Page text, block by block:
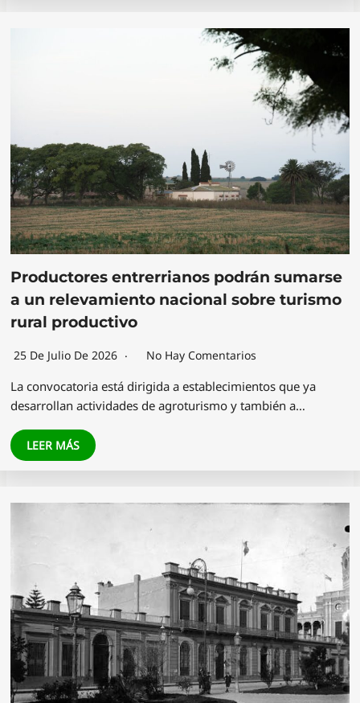
Productores entrerrianos podrán sumarse
a un relevamiento nacional sobre turismo
rural productivo
25 De Julio De 2026 No Hay Comentarios
La convocatoria está dirigida a establecimientos que ya
desarrollan actividades de agroturismo y también a…
LEER MÁS